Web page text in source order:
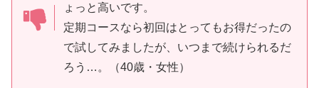
ょっと高いです。
定期コースなら初回はとってもお得だったの
で試してみましたが、いつまで続けられるだ
ろう…。（40歳・女性）